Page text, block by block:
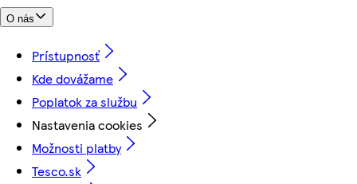
O nás
Prístupnosť
Kde dovážame
Poplatok za službu
Nastavenia cookies
Možnosti platby
Tesco.sk